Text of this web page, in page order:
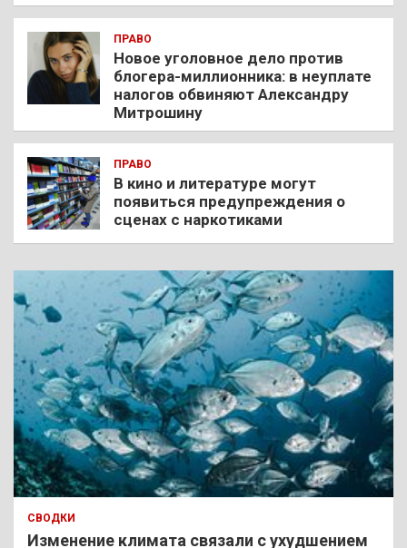
ПРАВО
Новое уголовное дело против
блогера-миллионника: в неуплате
налогов обвиняют Александру
Митрошину
ПРАВО
В кино и литературе могут
появиться предупреждения о
сценах с наркотиками
СВОДКИ
Изменение климата связали с ухудшением